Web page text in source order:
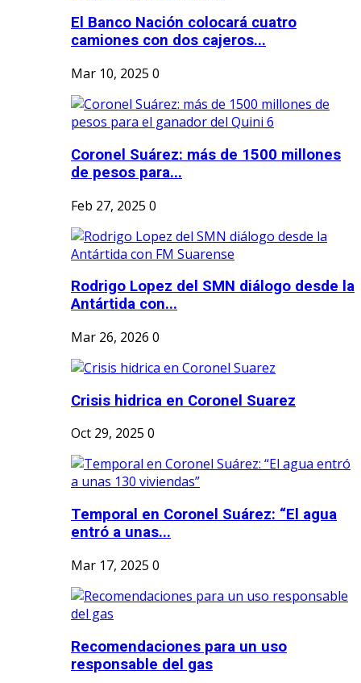
El Banco Nación colocará cuatro
camiones con dos cajeros...
Mar 10, 2025 0
Coronel Suárez: más de 1500 millones
de pesos para...
Feb 27, 2025 0
Rodrigo Lopez del SMN diálogo desde la
Antártida con...
Mar 26, 2026 0
Crisis hidrica en Coronel Suarez
Oct 29, 2025 0
Temporal en Coronel Suárez: “El agua
entró a unas...
Mar 17, 2025 0
Recomendaciones para un uso
responsable del gas